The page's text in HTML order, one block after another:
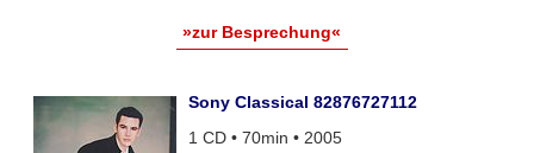
»zur Besprechung«
Sony Classical 82876727112
1 CD • 70min • 2005